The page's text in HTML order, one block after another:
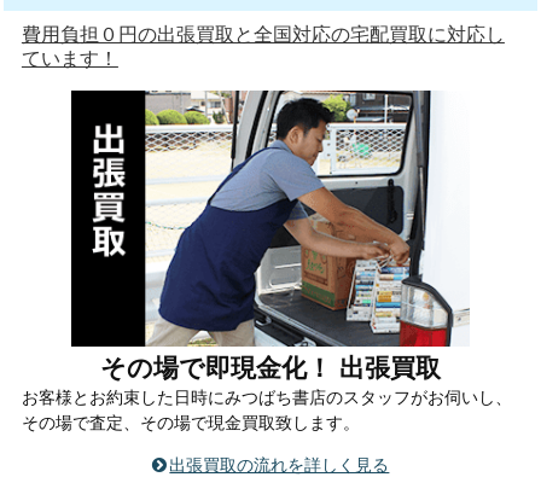
費用負担０円の出張買取と全国対応の宅配買取に対応し
ています！
その場で即現金化！ 出張買取
お客様とお約束した日時にみつばち書店のスタッフがお伺いし、
その場で査定、その場で現金買取致します。
出張買取の流れを詳しく見る